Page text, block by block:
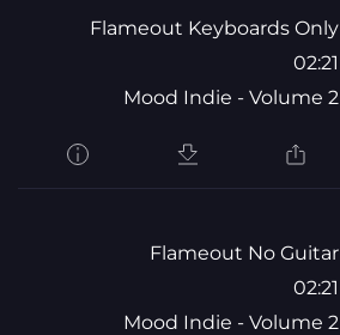
Flameout Keyboards Only
02:21
Mood Indie - Volume 2
Flameout No Guitar
02:21
Mood Indie - Volume 2